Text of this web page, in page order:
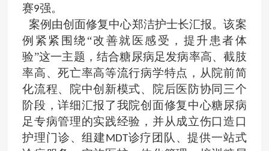
赛9强。
案例由创面修复中心郑洁护士长汇报。该案
例紧紧围绕“改善就医感受，提升患者体
验”这一主题，结合糖尿病足发病率高、截肢
率高、死亡率高等流行病学特点，从院前简
化流程、院中创新模式、院后医防协同三个
阶段，详细汇报了我院创面修复中心糖尿病
足专病管理的实践经验，并从成立伤口造口
护理门诊、组建 MDT诊疗团队、提供一站式